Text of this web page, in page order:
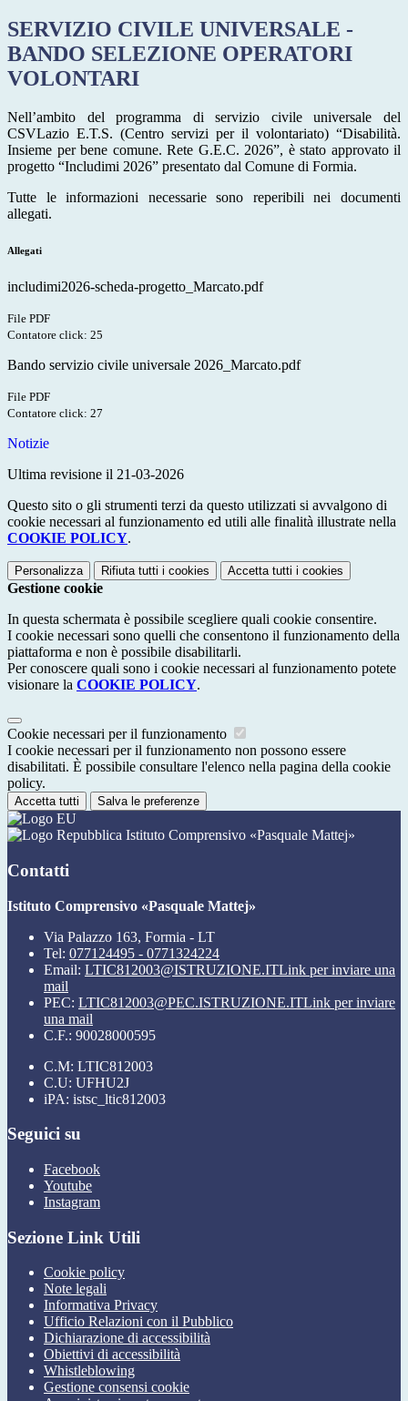
SERVIZIO CIVILE UNIVERSALE -
BANDO SELEZIONE OPERATORI
VOLONTARI
Nell’ambito del programma di servizio civile universale del
CSVLazio E.T.S. (Centro servizi per il volontariato) “Disabilità.
Insieme per bene comune. Rete G.E.C. 2026”, è stato approvato il
progetto “Includimi 2026” presentato dal Comune di Formia.
Tutte le informazioni necessarie sono reperibili nei documenti
allegati.
Allegati
includimi2026-scheda-progetto_Marcato.pdf
File PDF
Contatore click: 25
Bando servizio civile universale 2026_Marcato.pdf
File PDF
Contatore click: 27
Notizie
Ultima revisione il 21-03-2026
Questo sito o gli strumenti terzi da questo utilizzati si avvalgono di
cookie necessari al funzionamento ed utili alle finalità illustrate nella
COOKIE POLICY.
Personalizza Rifiuta tutti i cookies Accetta tutti i cookies
Gestione cookie
In questa schermata è possibile scegliere quali cookie consentire.
I cookie necessari sono quelli che consentono il funzionamento della
piattaforma e non è possibile disabilitarli.
Per conoscere quali sono i cookie necessari al funzionamento potete
visionare la COOKIE POLICY.
Cookie necessari per il funzionamento
I cookie necessari per il funzionamento non possono essere
disabilitati. È possibile consultare l'elenco nella pagina della cookie
policy.
Accetta tutti Salva le preferenze
Istituto Comprensivo «Pasquale Mattej»
Contatti
Istituto Comprensivo «Pasquale Mattej»
Via Palazzo 163, Formia - LT
Tel: 077124495 - 0771324224
Email: LTIC812003@ISTRUZIONE.ITLink per inviare una
mail
PEC: LTIC812003@PEC.ISTRUZIONE.ITLink per inviare
una mail
C.F.: 90028000595
C.M: LTIC812003
C.U: UFHU2J
iPA: istsc_ltic812003
Seguici su
Facebook
Youtube
Instagram
Sezione Link Utili
Cookie policy
Note legali
Informativa Privacy
Ufficio Relazioni con il Pubblico
Dichiarazione di accessibilità
Obiettivi di accessibilità
Whistleblowing
Gestione consensi cookie